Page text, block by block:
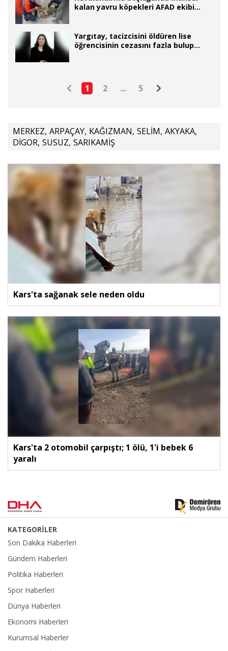
kalan yavru köpekleri AFAD ekibi
Yargıtay, tacizcisini öldüren lise
öğrencisinin cezasını fazla bulup
1 2 ... 5
MERKEZ, ARPAÇAY, KAĞIZMAN, SELİM, AKYAKA,
DİGOR, SUSUZ, SARIKAMİŞ
Kars'ta sağanak sele neden oldu
Kars'ta 2 otomobil çarpıştı; 1 ölü, 1'i bebek 6
yaralı
KATEGORİLER
Son Dakika Haberleri
Gündem Haberleri
Politika Haberleri
Spor Haberleri
Dünya Haberleri
Ekonomi Haberleri
Kurumsal Haberler